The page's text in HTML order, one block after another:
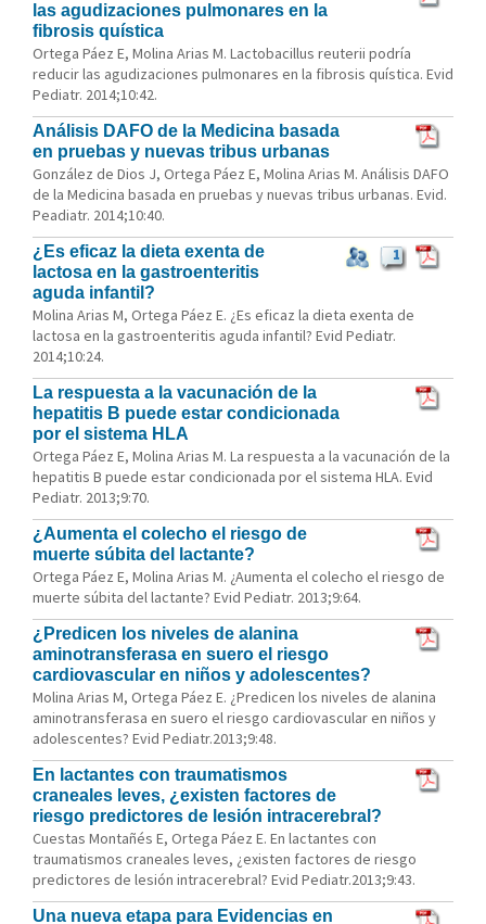
las agudizaciones pulmonares en la
fibrosis quística
Ortega Páez E, Molina Arias M. Lactobacillus reuterii podría
reducir las agudizaciones pulmonares en la fibrosis quística. Evid
Pediatr. 2014;10:42.
Análisis DAFO de la Medicina basada
en pruebas y nuevas tribus urbanas
González de Dios J, Ortega Páez E, Molina Arias M. Análisis DAFO
de la Medicina basada en pruebas y nuevas tribus urbanas. Evid.
Peadiatr. 2014;10:40.
1
¿Es eficaz la dieta exenta de
lactosa en la gastroenteritis
aguda infantil?
Molina Arias M, Ortega Páez E. ¿Es eficaz la dieta exenta de
lactosa en la gastroenteritis aguda infantil? Evid Pediatr.
2014;10:24.
La respuesta a la vacunación de la
hepatitis B puede estar condicionada
por el sistema HLA
Ortega Páez E, Molina Arias M. La respuesta a la vacunación de la
hepatitis B puede estar condicionada por el sistema HLA. Evid
Pediatr. 2013;9:70.
¿Aumenta el colecho el riesgo de
muerte súbita del lactante?
Ortega Páez E, Molina Arias M. ¿Aumenta el colecho el riesgo de
muerte súbita del lactante? Evid Pediatr. 2013;9:64.
¿Predicen los niveles de alanina
aminotransferasa en suero el riesgo
cardiovascular en niños y adolescentes?
Molina Arias M, Ortega Páez E. ¿Predicen los niveles de alanina
aminotransferasa en suero el riesgo cardiovascular en niños y
adolescentes? Evid Pediatr.2013;9:48.
En lactantes con traumatismos
craneales leves, ¿existen factores de
riesgo predictores de lesión intracerebral?
Cuestas Montañés E, Ortega Páez E. En lactantes con
traumatismos craneales leves, ¿existen factores de riesgo
predictores de lesión intracerebral? Evid Pediatr.2013;9:43.
Una nueva etapa para Evidencias en